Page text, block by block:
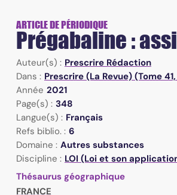
ARTICLE DE PÉRIODIQUE
Prégabaline :
Auteur(s) : Prescrire Rédaction
Dans : Prescrire (La Revue) (Tome
Année 2021
Page(s) : 348
Langue(s) : Français
Refs biblio. : 6
Domaine : Autres substances
Discipline : LOI (Loi et son
Thésaurus géographique
FRANCE